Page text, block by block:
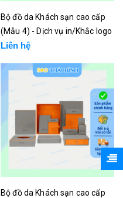
Bộ đồ da Khách sạn cao cấp
(Mẫu 4) - Dịch vụ in/Khắc logo
Liên hệ
Bộ đồ da Khách sạn cao cấp